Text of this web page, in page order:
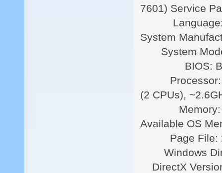
7601) Service
Language:
System
System
BIOS: BIOS
Processor:
(2 CPUs),
Memory:
Available OS
Page File:
Windows Dir:
DirectX